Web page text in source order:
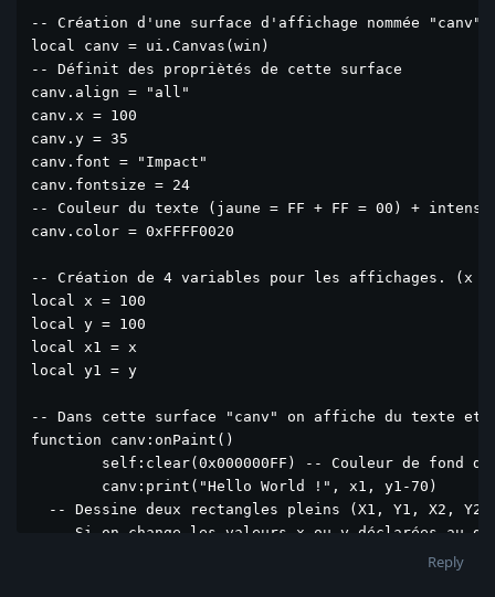
-- Création d'une surface d'affichage nommée "canv"
local canv = ui.Canvas(win)
-- Définit des propriètés de cette surface
canv.align = "all"
canv.x = 100
canv.y = 35
canv.font = "Impact"
canv.fontsize = 24
-- Couleur du texte (jaune = FF + FF = 00) +
canv.color = 0xFFFF0020
-- Création de 4 variables pour les affichages. (x
local x = 100
local y = 100
local x1 = x
local y1 = y
-- Dans cette surface "canv" on affiche du texte et
function canv:onPaint()
-- Dessine deux rectangles pleins (X1, Y1, X2,
-- Si on change les valeurs x ou y déclarées au
Reply